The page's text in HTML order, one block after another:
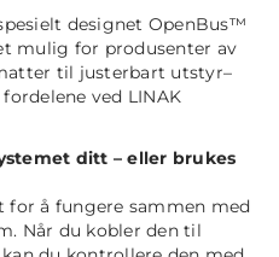
designet OpenBus™
mulig for produsenter av
til justerbart utstyr–
ved LINAK
ditt – eller brukes
for å fungere sammen med
Når du kobler den til